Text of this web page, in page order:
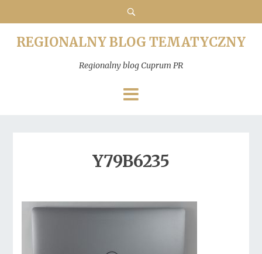
REGIONALNY BLOG TEMATYCZNY
Regionalny blog Cuprum PR
Y79B6235